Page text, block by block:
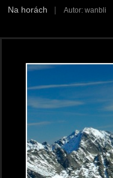
Na horách | Autor: wanbli